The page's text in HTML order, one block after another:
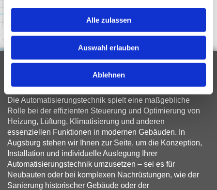
Alle zulassen
Auswahl erlauben
Ablehnen
Exzellente Planung für
Gebäudeautomatisierungssysteme
Die Automatisierungstechnik spielt eine maßgebliche
Rolle bei der effizienten Steuerung und Optimierung von
Heizung, Lüftung, Klimatisierung und anderen
essenziellen Funktionen in modernen Gebäuden. In
Augsburg stehen wir Ihnen zur Seite, um die Konzeption,
Installation und individuelle Auslegung Ihrer
Automatisierungstechnik umzusetzen – sei es für
Neubauten oder bei komplexen Nachrüstungen, wie der
Sanierung historischer Gebäude oder der